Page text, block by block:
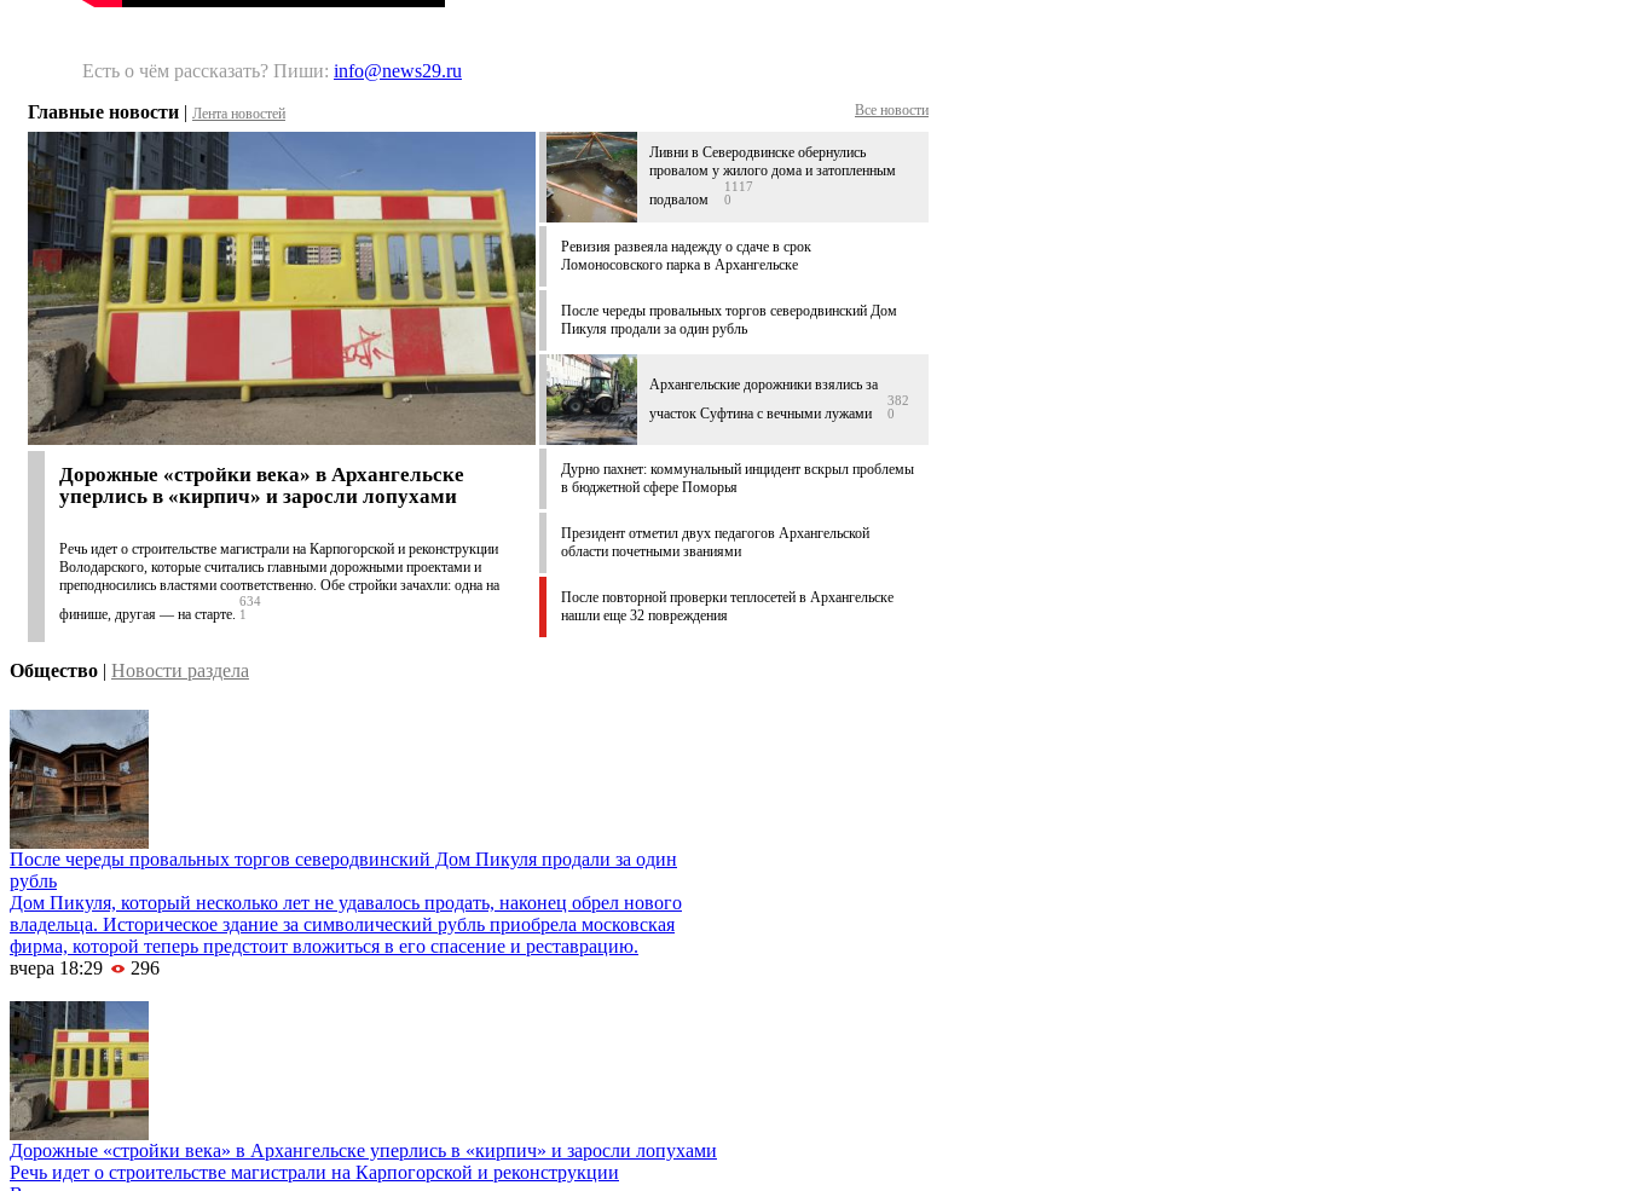
Есть о чём рассказать? Пиши: info@news29.ru
Главные новости | Лента новостей Все новости
Дорожные «стройки века» в Архангельске
уперлись в «кирпич» и заросли лопухами
Речь идет о строительстве магистрали на Карпогорской и реконструкции
Володарского, которые считались главными дорожными проектами и
преподносились властями соответственно. Обе стройки зачахли: одна на
финише, другая — на старте.
634
1
Ливни в Северодвинске обернулись
провалом у жилого дома и затопленным
подвалом
1117
0
Ревизия развеяла надежду о сдаче в срок
Ломоносовского парка в Архангельске
После череды провальных торгов северодвинский Дом
Пикуля продали за один рубль
Архангельские дорожники взялись за
участок Суфтина с вечными лужами
382
0
Дурно пахнет: коммунальный инцидент вскрыл проблемы
в бюджетной сфере Поморья
Президент отметил двух педагогов Архангельской
области почетными званиями
После повторной проверки теплосетей в Архангельске
нашли еще 32 повреждения
Общество | Новости раздела
После череды провальных торгов северодвинский Дом Пикуля продали за один
рубль
Дом Пикуля, который несколько лет не удавалось продать, наконец обрел нового
владельца. Историческое здание за символический рубль приобрела московская
фирма, которой теперь предстоит вложиться в его спасение и реставрацию.
вчера 18:29
296
Дорожные «стройки века» в Архангельске уперлись в «кирпич» и заросли лопухами
Речь идет о строительстве магистрали на Карпогорской и реконструкции